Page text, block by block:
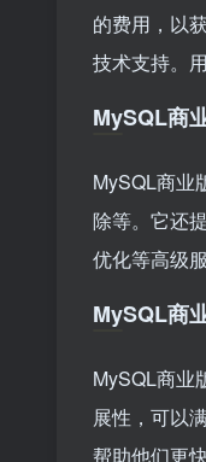
的费用，以
技术支持。
MySQL商
MySQL商业
除等。它还
优化等高级
MySQL商
MySQL商业
展性，可以
帮助他们更